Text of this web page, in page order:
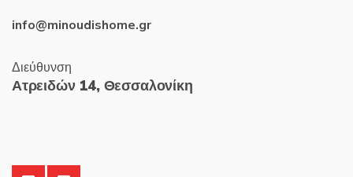
info@minoudishome.gr
Διεύθυνση
Ατρειδών 14, Θεσσαλονίκη